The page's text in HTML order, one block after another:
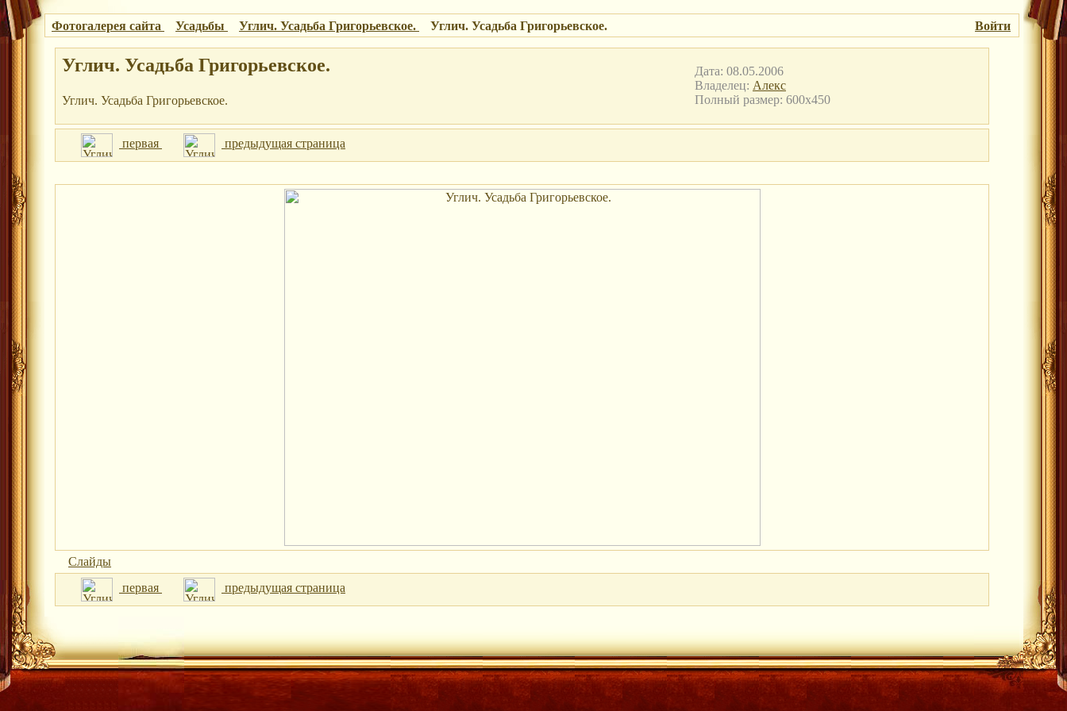
Войти
Фотогалерея сайта Усадьбы Углич. Усадьба Григорьевское. Углич. Усадьба Григорьевское.
Углич. Усадьба Григорьевское.
Углич. Усадьба Григорьевское.
Дата: 08.05.2006
Владелец: Алекс
Полный размер: 600x450
первая предыдущая страница
Слайды
первая
предыдущая страница